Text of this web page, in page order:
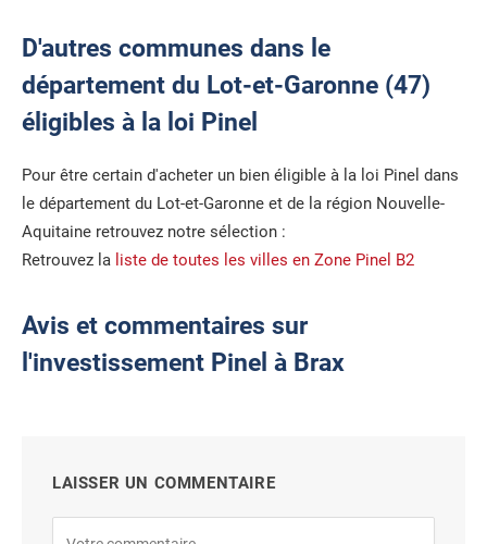
D'autres communes dans le
département du Lot-et-Garonne (47)
éligibles à la loi Pinel
Pour être certain d'acheter un bien éligible à la loi Pinel dans
le département du Lot-et-Garonne et de la région Nouvelle-
Aquitaine retrouvez notre sélection :
Retrouvez la liste de toutes les villes en Zone Pinel B2
Avis et commentaires sur
l'investissement Pinel à Brax
LAISSER UN COMMENTAIRE